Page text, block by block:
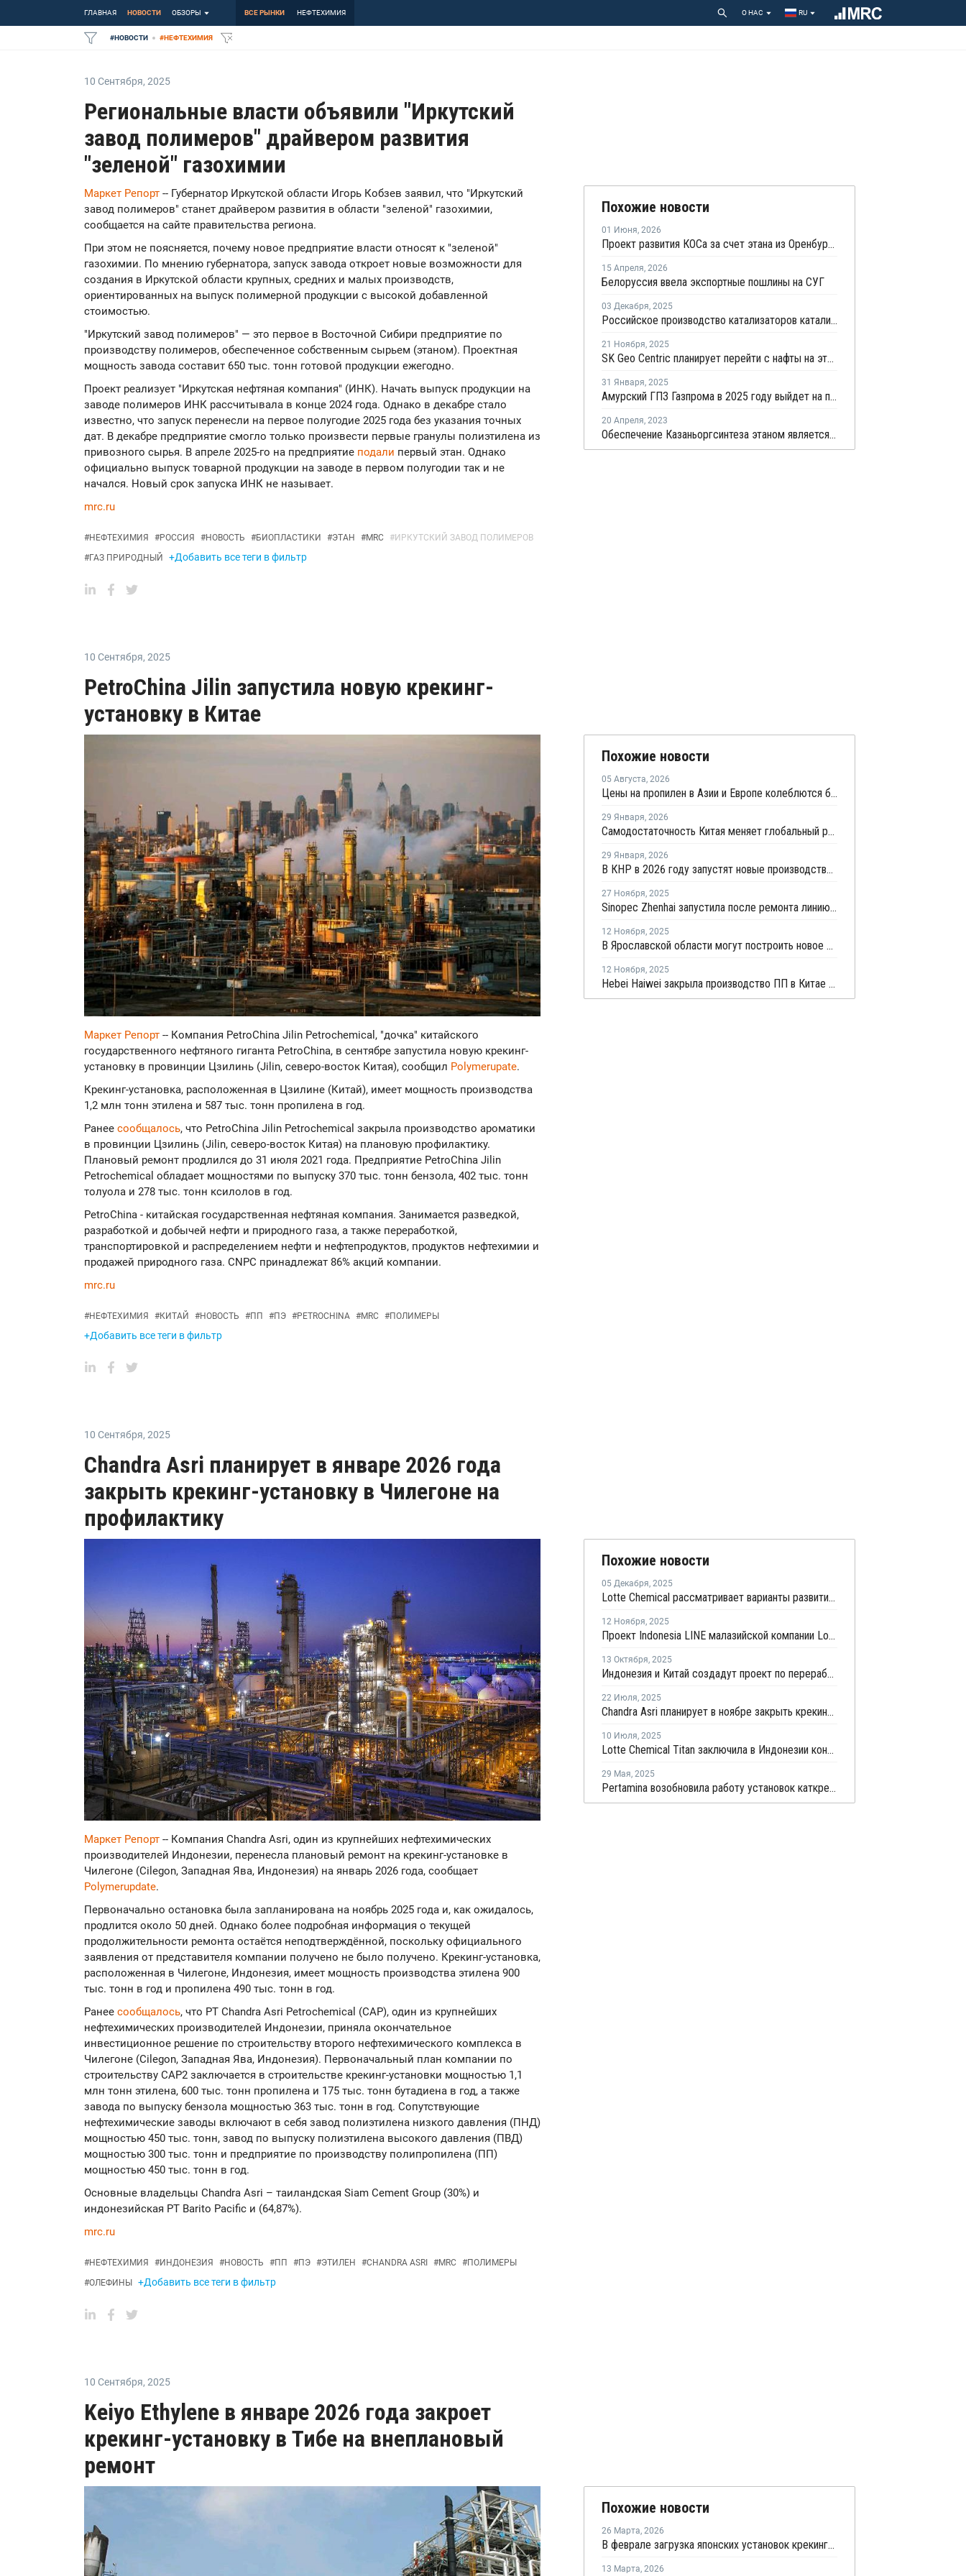
ГЛАВНАЯ НОВОСТИ ОБЗОРЫ ВСЕ РЫНКИ НЕФТЕХИМИЯ О НАС RU
#НОВОСТИ #НЕФТЕХИМИЯ
10 Сентября, 2025
Региональные власти объявили "Иркутский
завод полимеров" драйвером развития
"зеленой" газохимии
Маркет Репорт -- Губернатор Иркутской области Игорь Кобзев заявил, что "Иркутский
завод полимеров" станет драйвером развития в области "зеленой" газохимии,
сообщается на сайте правительства региона.
При этом не поясняется, почему новое предприятие власти относят к "зеленой"
газохимии. По мнению губернатора, запуск завода откроет новые возможности для
создания в Иркутской области крупных, средних и малых производств,
ориентированных на выпуск полимерной продукции с высокой добавленной
стоимостью.
"Иркутский завод полимеров" — это первое в Восточной Сибири предприятие по
производству полимеров, обеспеченное собственным сырьем (этаном). Проектная
мощность завода составит 650 тыс. тонн готовой продукции ежегодно.
Проект реализует "Иркутская нефтяная компания" (ИНК). Начать выпуск продукции на
заводе полимеров ИНК рассчитывала в конце 2024 года. Однако в декабре стало
известно, что запуск перенесли на первое полугодие 2025 года без указания точных
дат. В декабре предприятие смогло только произвести первые гранулы полиэтилена из
привозного сырья. В апреле 2025-го на предприятие подали первый этан. Однако
официально выпуск товарной продукции на заводе в первом полугодии так и не
начался. Новый срок запуска ИНК не называет.
mrc.ru
#НЕФТЕХИМИЯ #РОССИЯ #НОВОСТЬ #БИОПЛАСТИКИ #ЭТАН #MRC #ИРКУТСКИЙ ЗАВОД ПОЛИМЕРОВ
#ГАЗ ПРИРОДНЫЙ +Добавить все теги в фильтр
Похожие новости
01 Июня, 2026
Проект развития КОСа за счет этана из Оренбурга вернулся в активную фазу
15 Апреля, 2026
Белоруссия ввела экспортные пошлины на СУГ
03 Декабря, 2025
Российское производство катализаторов каталитического крекинга достигло 12 тыс. тонн в год
21 Ноября, 2025
SK Geo Centric планирует перейти с нафты на этан в качестве сырья для крекинга
31 Января, 2025
Амурский ГПЗ Газпрома в 2025 году выйдет на полную проектную мощность
20 Апреля, 2023
Обеспечение Казаньоргсинтеза этаном является важным вопросом для увеличения объемов производства
10 Сентября, 2025
PetroChina Jilin запустила новую крекинг-
установку в Китае
Маркет Репорт -- Компания PetroChina Jilin Petrochemical, "дочка" китайского
государственного нефтяного гиганта PetroChina, в сентябре запустила новую крекинг-
установку в провинции Цзилинь (Jilin, северо-восток Китая), сообщил Polymerupate.
Крекинг-установка, расположенная в Цзилине (Китай), имеет мощность производства
1,2 млн тонн этилена и 587 тыс. тонн пропилена в год.
Ранее сообщалось, что PetroChina Jilin Petrochemical закрыла производство ароматики
в провинции Цзилинь (Jilin, северо-восток Китая) на плановую профилактику.
Плановый ремонт продлился до 31 июля 2021 года. Предприятие PetroChina Jilin
Petrochemical обладает мощностями по выпуску 370 тыс. тонн бензола, 402 тыс. тонн
толуола и 278 тыс. тонн ксилолов в год.
PetroChina - китайская государственная нефтяная компания. Занимается разведкой,
разработкой и добычей нефти и природного газа, а также переработкой,
транспортировкой и распределением нефти и нефтепродуктов, продуктов нефтехимии и
продажей природного газа. CNPC принадлежат 86% акций компании.
mrc.ru
#НЕФТЕХИМИЯ #КИТАЙ #НОВОСТЬ #ПП #ПЭ #PETROCHINA #MRC #ПОЛИМЕРЫ
+Добавить все теги в фильтр
Похожие новости
05 Августа, 2026
Цены на пропилен в Азии и Европе колеблются близ уровня в USD1000
29 Января, 2026
Самодостаточность Китая меняет глобальный рынок полипропилена
29 Января, 2026
В КНР в 2026 году запустят новые производства ПП совокупной мощностью 4,9 млн тонн
27 Ноября, 2025
Sinopec Zhenhai запустила после ремонта линию №3 по выпуску ПП в Китае
12 Ноября, 2025
В Ярославской области могут построить новое предприятие по производству ПП
12 Ноября, 2025
Hebei Haiwei закрыла производство ПП в Китае на ремонт
10 Сентября, 2025
Chandra Asri планирует в январе 2026 года
закрыть крекинг-установку в Чилегоне на
профилактику
Маркет Репорт -- Компания Chandra Asri, один из крупнейших нефтехимических
производителей Индонезии, перенесла плановый ремонт на крекинг-установке в
Чилегоне (Cilegon, Западная Ява, Индонезия) на январь 2026 года, сообщает
Polymerupdate.
Первоначально остановка была запланирована на ноябрь 2025 года и, как ожидалось,
продлится около 50 дней. Однако более подробная информация о текущей
продолжительности ремонта остаётся неподтверждённой, поскольку официального
заявления от представителя компании получено не было получено. Крекинг-установка,
расположенная в Чилегоне, Индонезия, имеет мощность производства этилена 900
тыс. тонн в год и пропилена 490 тыс. тонн в год.
Ранее сообщалось, что PT Chandra Asri Petrochemical (CAP), один из крупнейших
нефтехимических производителей Индонезии, приняла окончательное
инвестиционное решение по строительству второго нефтехимического комплекса в
Чилегоне (Cilegon, Западная Ява, Индонезия). Первоначальный план компании по
строительству CAP2 заключается в строительстве крекинг-установки мощностью 1,1
млн тонн этилена, 600 тыс. тонн пропилена и 175 тыс. тонн бутадиена в год, а также
завода по выпуску бензола мощностью 363 тыс. тонн в год. Сопутствующие
нефтехимические заводы включают в себя завод полиэтилена низкого давления (ПНД)
мощностью 450 тыс. тонн, завод по выпуску полиэтилена высокого давления (ПВД)
мощностью 300 тыс. тонн и предприятие по производству полипропилена (ПП)
мощностью 450 тыс. тонн в год.
Основные владельцы Chandra Asri – таиландская Siam Cement Group (30%) и
индонезийская PT Barito Pacific и (64,87%).
mrc.ru
#НЕФТЕХИМИЯ #ИНДОНЕЗИЯ #НОВОСТЬ #ПП #ПЭ #ЭТИЛЕН #CHANDRA ASRI #MRC #ПОЛИМЕРЫ
#ОЛЕФИНЫ +Добавить все теги в фильтр
Похожие новости
05 Декабря, 2025
Lotte Chemical рассматривает варианты развития дочернего предприятия на фоне запуска производства олефинов
12 Ноября, 2025
Проект Indonesia LINE малазийской компании Lotte Chemical Titan позволит сэкономить на импорте
13 Октября, 2025
Индонезия и Китай создадут проект по переработке угля в химикаты
22 Июля, 2025
Chandra Asri планирует в ноябре закрыть крекинг-установку в Чилегоне на профилактику
10 Июля, 2025
Lotte Chemical Titan заключила в Индонезии контракт на USD3 млрд на поставку этилена
29 Мая, 2025
Pertamina возобновила работу установок каткрекинга в Балонгане
10 Сентября, 2025
Keiyo Ethylene в январе 2026 года закроет
крекинг-установку в Тибе на внеплановый
ремонт
Похожие новости
26 Марта, 2026
В феврале загрузка японских установок крекинга нафты составила 75,7%
13 Марта, 2026